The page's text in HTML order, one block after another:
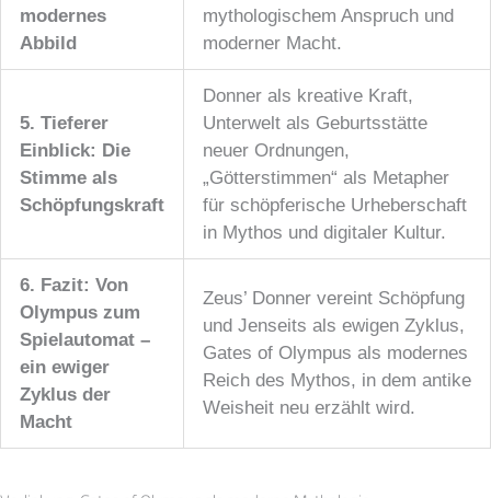
modernes
Abbild
mythologischem Anspruch und
moderner Macht.
5. Tieferer
Einblick: Die
Stimme als
Schöpfungskraft
Donner als kreative Kraft,
Unterwelt als Geburtsstätte
neuer Ordnungen,
„Götterstimmen“ als Metapher
für schöpferische Urheberschaft
in Mythos und digitaler Kultur.
6. Fazit: Von
Olympus zum
Spielautomat –
ein ewiger
Zyklus der
Macht
Zeus’ Donner vereint Schöpfung
und Jenseits als ewigen Zyklus,
Gates of Olympus als modernes
Reich des Mythos, in dem antike
Weisheit neu erzählt wird.